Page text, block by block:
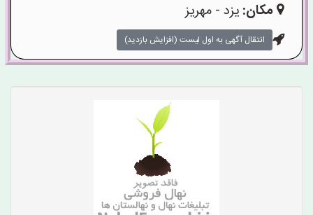
مکان: یزد - مهریز
انتقال آگهی به اول لیست (افزایش بازدید)